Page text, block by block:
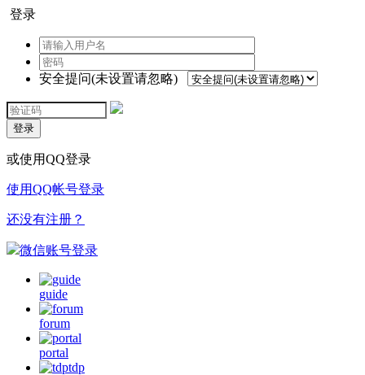
登录
安全提问(未设置请忽略)
登录
或使用QQ登录
使用QQ帐号登录
还没有注册？
微信账号登录
guide
forum
portal
tdp